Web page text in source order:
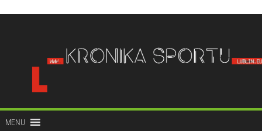
treści
MENU